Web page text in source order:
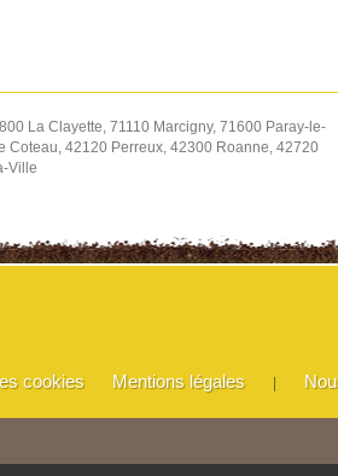
La Clayette, 71110 Marcigny, 71600 Paray-le-
Coteau, 42120 Perreux, 42300 Roanne, 42720
Ville
cookies Mentions légales